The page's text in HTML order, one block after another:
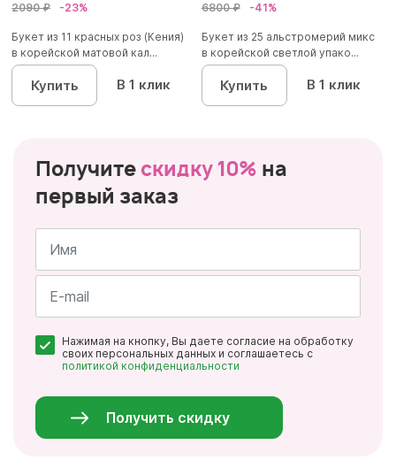
2090 ₽ -23%
Букет из 11 красных роз (Кения)
в корейской матовой кал...
Купить В 1 клик
6800 ₽ -41%
Букет из 25 альстромерий микс
в корейской светлой упако...
Купить В 1 клик
Получите скидку 10% на
первый заказ
Имя
*
Нажимая на кнопку, Вы даете согласие на обработку
своих персональных данных и соглашаетесь с
политикой конфиденциальности
Получить скидку